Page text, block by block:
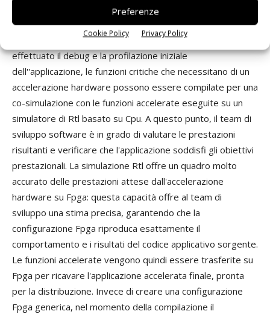
Preferenze
Cookie Policy Privacy Policy
virtuale), consentendo di effettuare tutte le attività di test,
debug e profiling iniziale direttamente sull'host. Durante
questa fase, non è necessaria alcun Fpga. Una volta
effettuato il debug e la profilazione iniziale
dell''applicazione, le funzioni critiche che necessitano di un
accelerazione hardware possono essere compilate per una
co-simulazione con le funzioni accelerate eseguite su un
simulatore di Rtl basato su Cpu. A questo punto, il team di
sviluppo software è in grado di valutare le prestazioni
risultanti e verificare che l'applicazione soddisfi gli obiettivi
prestazionali. La simulazione Rtl offre un quadro molto
accurato delle prestazioni attese dall'accelerazione
hardware su Fpga: questa capacità offre al team di
sviluppo una stima precisa, garantendo che la
configurazione Fpga riproduca esattamente il
comportamento e i risultati del codice applicativo sorgente.
Le funzioni accelerate vengono quindi essere trasferite su
Fpga per ricavare l'applicazione accelerata finale, pronta
per la distribuzione. Invece di creare una configurazione
Fpga generica, nel momento della compilazione il